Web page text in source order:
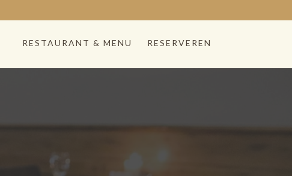
RESTAURANT & MENU RESERVEREN